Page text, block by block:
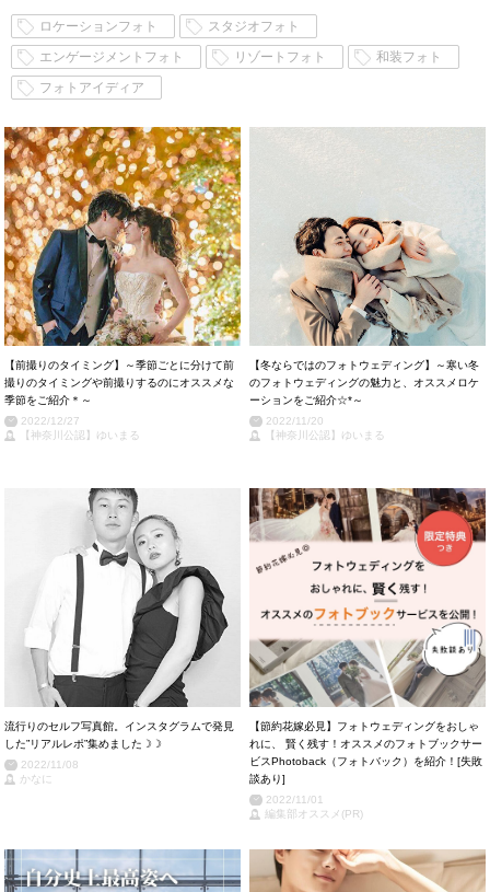
ロケーションフォト
スタジオフォト
エンゲージメントフォト
リゾートフォト
和装フォト
フォトアイディア
【前撮りのタイミング】～季節ごとに分けて前
撮りのタイミングや前撮りするのにオススメな
季節をご紹介＊～
2022/12/27
【神奈川公認】ゆいまる
【冬ならではのフォトウェディング】～寒い冬
のフォトウェディングの魅力と、オススメロケ
ーションをご紹介☆*～
2022/11/20
【神奈川公認】ゆいまる
流行りのセルフ写真館。インスタグラムで発見
した”リアルレポ”集めました☽☽
2022/11/08
かなに
【節約花嫁必見】フォトウェディングをおしゃ
れに、 賢く残す！オススメのフォトブックサー
ビスPhotoback（フォトバック）を紹介！[失敗
談あり]
2022/11/01
編集部オススメ(PR)